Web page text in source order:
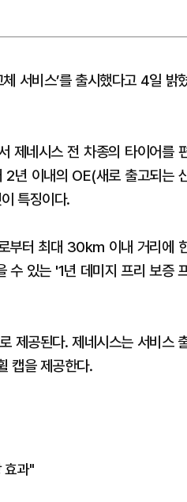
서비스’를 출시했다고 4일 밝
제네시스 전 차종의 타이어를
2년 이내의 OE(새로 출고되는
특징이다.
부터 최대 30km 이내 거리에
수 있는 '1년 데미지 프리 보증
제공된다. 제네시스는 서비스
캡을 제공한다.
효과"